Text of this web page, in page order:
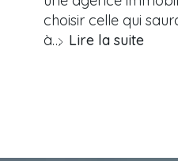
choisir celle qui
à… Lire la suite